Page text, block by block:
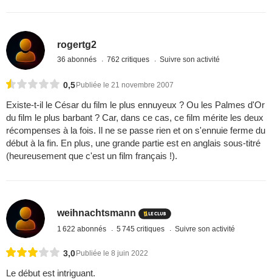
rogertg2
36 abonnés 762 critiques Suivre son activité
0,5 Publiée le 21 novembre 2007
Existe-t-il le César du film le plus ennuyeux ? Ou les Palmes d'Or
du film le plus barbant ? Car, dans ce cas, ce film mérite les deux
récompenses à la fois. Il ne se passe rien et on s'ennuie ferme du
début à la fin. En plus, une grande partie est en anglais sous-titré
(heureusement que c'est un film français !).
weihnachtsmann
1 622 abonnés 5 745 critiques Suivre son activité
3,0 Publiée le 8 juin 2022
Le début est intriguant.